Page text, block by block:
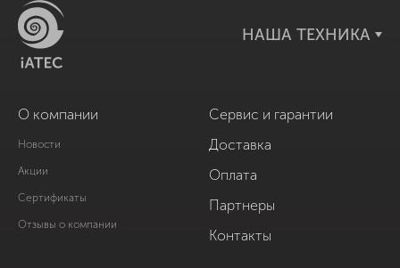
НАША ТЕХНИКА
О компании
Новости
Акции
Сертификаты
Отзывы о компании
Сервис и гарантии
Доставка
Оплата
Партнеры
Контакты